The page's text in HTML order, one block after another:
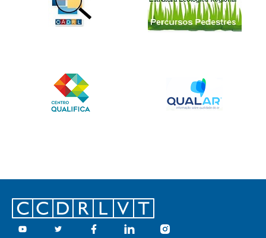
Footer
Youtube Twitter Facebook Linkedin Instagram